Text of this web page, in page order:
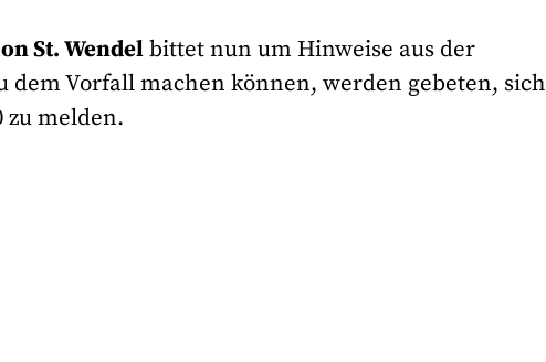
St. Wendelbittet nun um Hinweise aus der
dem Vorfall machen können, werden gebeten, sich
zu melden.